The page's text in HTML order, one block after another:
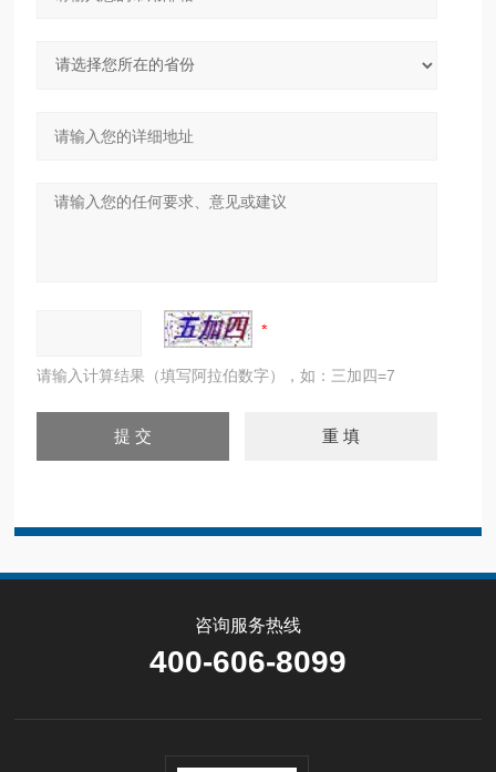
请输入计算结果（填写阿拉伯数字），如：三加四=7
咨询服务热线
400-606-8099